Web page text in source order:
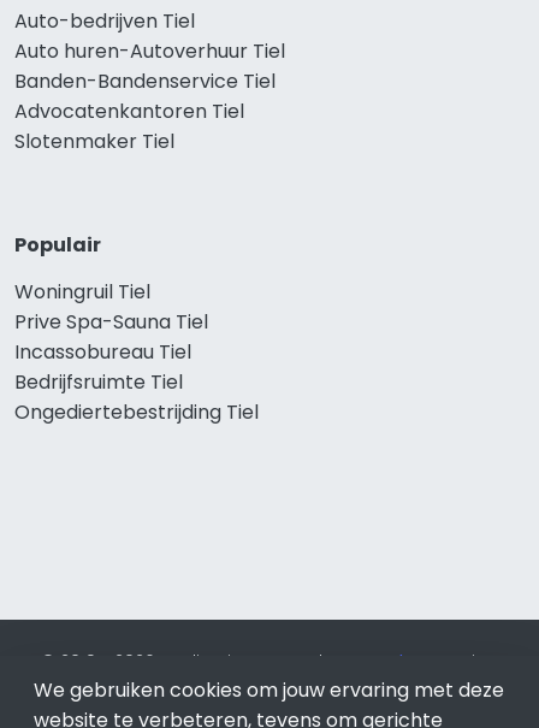
Auto-bedrijven Tiel
Auto huren-Autoverhuur Tiel
Banden-Bandenservice Tiel
Advocatenkantoren Tiel
Slotenmaker Tiel
Populair
Woningruil Tiel
Prive Spa-Sauna Tiel
Incassobureau Tiel
Bedrijfsruimte Tiel
Ongediertebestrijding Tiel
© 2019 - 2026 Realisatie en SEO door SEO-bureau
Lion
Internet. Betaal alleen voor bewezen resultaten?SEO
optimalisatie No Cure No Pay.Tielis onderdeel van Lion
We gebruiken cookies om jouw ervaring met deze
website te verbeteren, tevens om gerichte